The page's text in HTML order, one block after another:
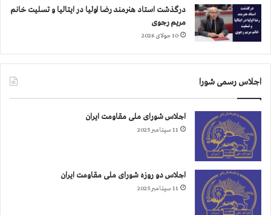
درگذشت استاد هنرمند رضا اولیا در ایتالیا و تسلیت خانم
مریم رجوی
10 جولای 2026
اجلاس رسمی شورا
اجلاس شورای ملی مقاومت ایران
11 سپتامبر 2025
اجلاس دو روزه شورای ملی مقاومت ایران
11 سپتامبر 2025